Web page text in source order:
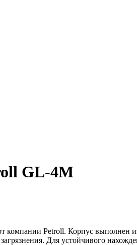
GL-4M
компании Petroll. Корпус выполнен
Для устойчивого